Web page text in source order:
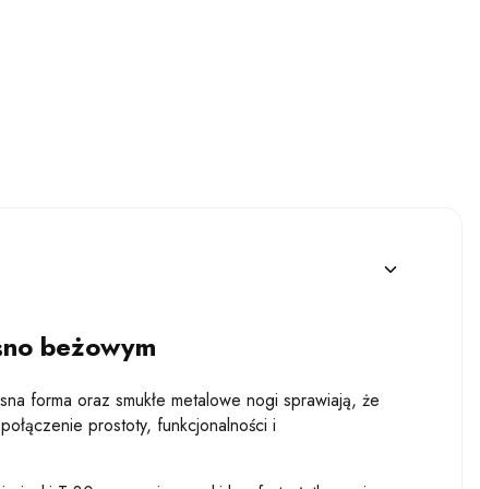
beżowym
forma oraz smukłe metalowe nogi sprawiają, że
prostoty, funkcjonalności i